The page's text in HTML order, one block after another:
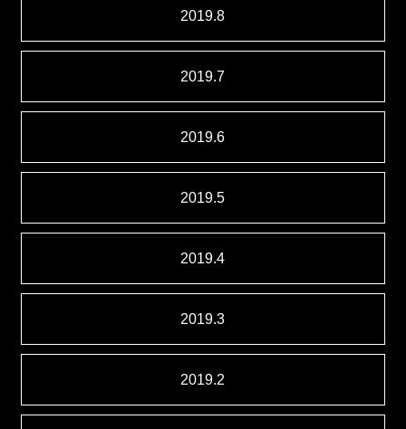
2019.8
2019.7
2019.6
2019.5
2019.4
2019.3
2019.2